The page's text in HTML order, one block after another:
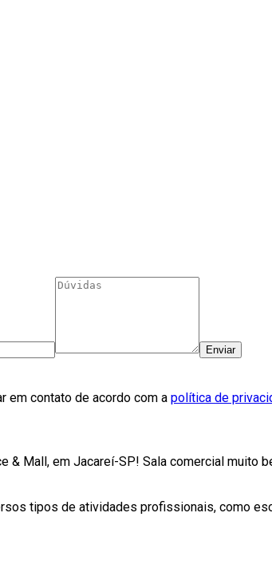
Enviar
em contato de acordo com a política de
& Mall, em Jacareí-SP! Sala comercial muito
tipos de atividades profissionais, como